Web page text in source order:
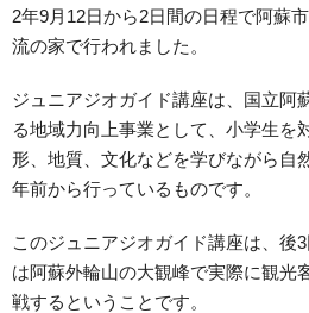
2年9月12日から2日間の日程で阿蘇
流の家で行われました。
ジュニアジオガイド講座は、国立阿
る地域力向上事業として、小学生を
形、地質、文化などを学びながら自
年前から行っているものです。
このジュニアジオガイド講座は、後
は阿蘇外輪山の大観峰で実際に観光
戦するということです。